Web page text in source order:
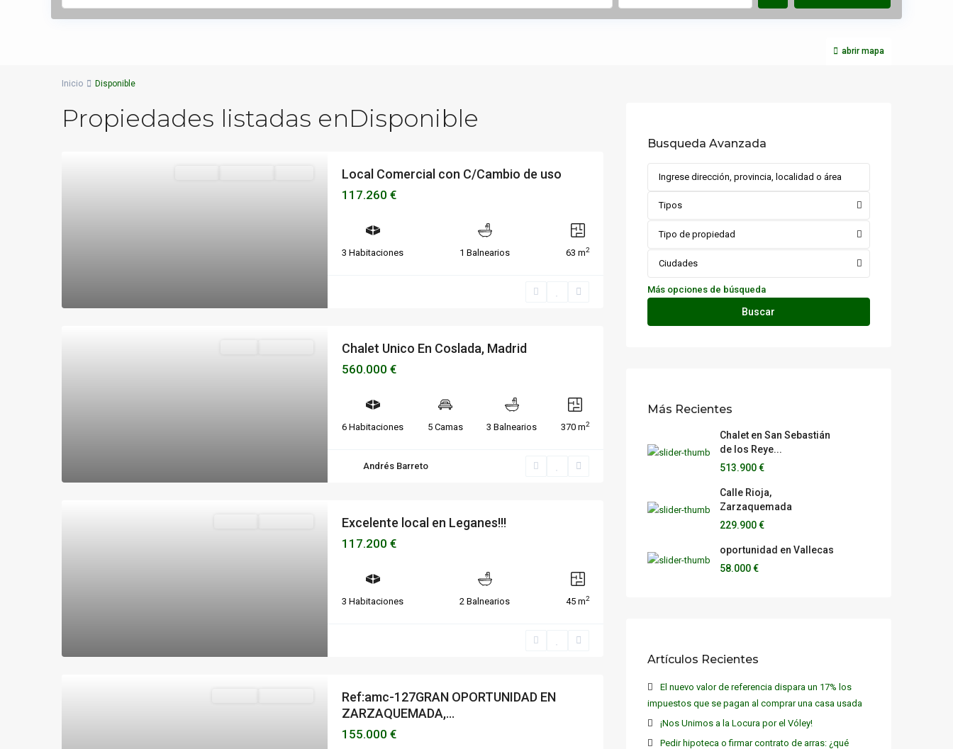
abrir mapa
Inicio Disponible
Propiedades listadas enDisponible
Local Comercial con C/Cambio de uso
117.260 €
3 Habitaciones 1 Balnearios 63 m2
Chalet Unico En Coslada, Madrid
560.000 €
6 Habitaciones 5 Camas 3 Balnearios 370 m2
Andrés Barreto
Excelente local en Leganes!!!
117.200 €
3 Habitaciones 2 Balnearios 45 m2
Ref:amc-127GRAN OPORTUNIDAD EN
ZARZAQUEMADA,...
155.000 €
Busqueda Avanzada
Tipos
Tipo de propiedad
Ciudades
Más opciones de búsqueda
Buscar
Más Recientes
Chalet en San Sebastián
de los Reye...
513.900 €
Calle Rioja,
Zarzaquemada
229.900 €
oportunidad en Vallecas
58.000 €
Artículos Recientes
El nuevo valor de referencia dispara un 17% los
impuestos que se pagan al comprar una casa usada
¡Nos Unimos a la Locura por el Vóley!
Pedir hipoteca o firmar contrato de arras: ¿qué